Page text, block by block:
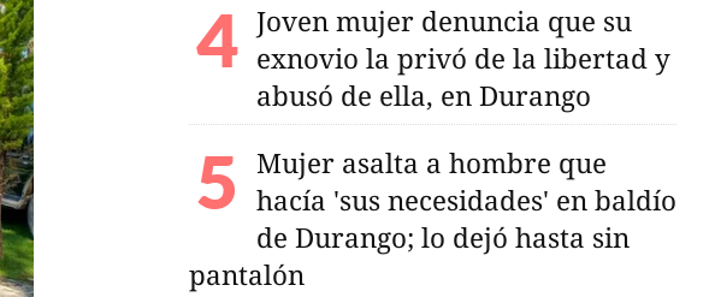
Joven mujer denuncia que su
exnovio la privó de la libertad y
abusó de ella, en Durango
Mujer asalta a hombre que
hacía 'sus necesidades' en baldío
de Durango; lo dejó hasta sin
pantalón